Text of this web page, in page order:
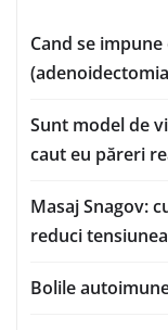
Cand se
Sunt model de
caut eu păreri
Masaj Snagov:
reduci
Bolile